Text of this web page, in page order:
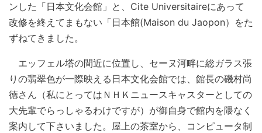
ンした「日本文化会館」と、Cite Universitaireにあって
改修を終えてまもない「日本館(Maison du Jaopon）をた
ずねてきました。
エッフェル塔の間近に位置し、セーヌ河畔に総ガラス張
りの翡翠色が一際映える日本文化会館では、館長の磯村尚
徳さん（私にとってはＮＨＫニュースキャスターとしての
大先輩でらっしゃるわけですが）が御自身で館内を隈なく
案内して下さいました。屋上の茶室から、コンピュータ制